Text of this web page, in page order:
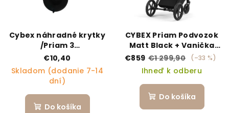
Cybex náhradné krytky
/Priam 3
CentralHingeCover
Rosegold rosegold
€10,40
Skladom (dodanie 7-14
dní)
Do košíka
CYBEX Priam Podvozok
Matt Black + Vanička
Leaf Green
€859 €1 299,90 (–33 %)
Ihneď k odberu
Do košíka